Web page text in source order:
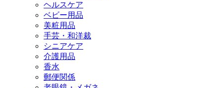
ヘルスケア
ベビー用品
美粧用品
手芸・和洋裁
シニアケア
介護用品
香水
郵便関係